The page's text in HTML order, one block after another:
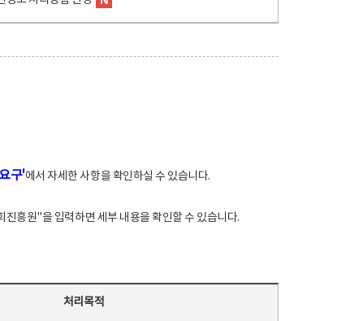
구'에서 자세한 사항을 확인하실 수 있습니다.
흥원"을 입력하면 세부 내용을 확인할 수 있습니다.
처리목적